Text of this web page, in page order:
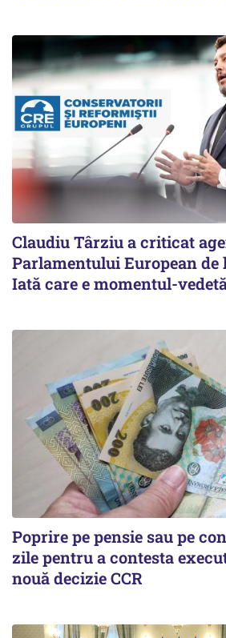
Claudiu Târziu a criticat
Parlamentului European de
Iată care e momentul-
Poprire pe pensie sau pe
zile pentru a contesta
nouă decizie CCR